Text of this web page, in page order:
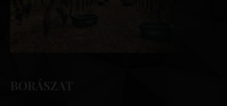
BORÁSZAT